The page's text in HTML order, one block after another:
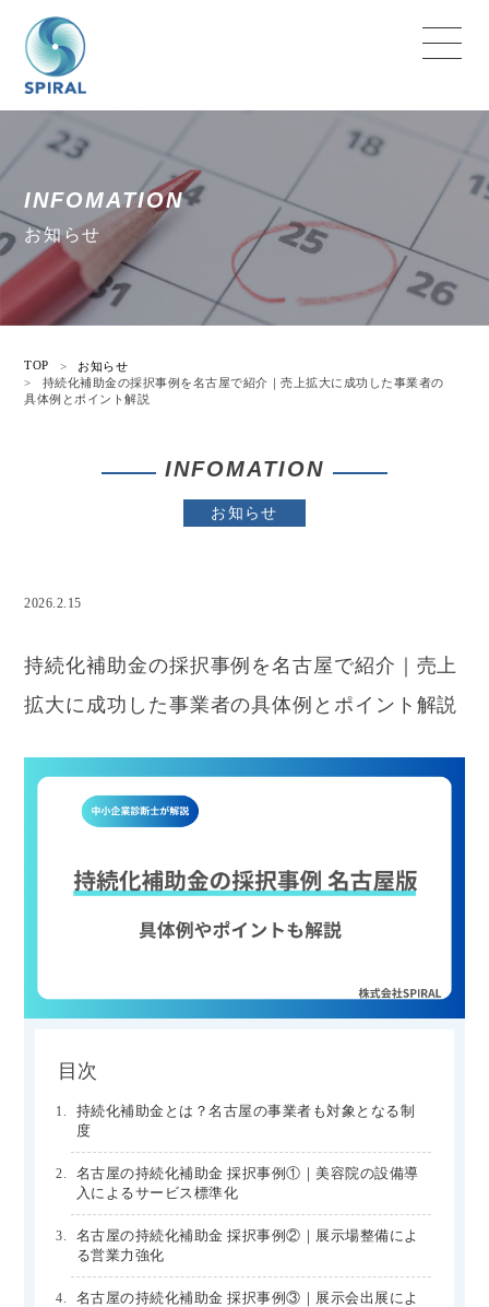
INFOMATION
お知らせ
TOP >
お知らせ
>
持続化補助金の採択事例を名古屋で紹介｜売上拡大に成功した事業者の
具体例とポイント解説
INFOMATION
お知らせ
2026.2.15
持続化補助金の採択事例を名古屋で紹介｜売上
拡大に成功した事業者の具体例とポイント解説
目次
持続化補助金とは？名古屋の事業者も対象となる制
度
名古屋の持続化補助金 採択事例①｜美容院の設備導
入によるサービス標準化
名古屋の持続化補助金 採択事例②｜展示場整備によ
る営業力強化
名古屋の持続化補助金 採択事例③｜展示会出展によ